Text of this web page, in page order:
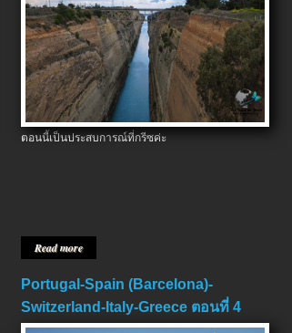
ตอนนี้เป็นประสบการณ์ที่กรีซค่ะ
Read more
Portugal-Spain (Barcelona)-
Switzerland-Italy-Greece ตอนที่ 4